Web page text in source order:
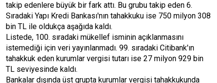
takip edenlere büyük bir fark attı. Bu grubu takip eden 6.
Sıradaki Yapı Kredi Bankası'nın tahakkuku ise 750 milyon 308
bin TL ile oldukça aşağıda kaldı.
Listede, 100. sıradaki mükellef isminin açıklanmasını
istemediği için veri yayınlanmadı. 99. sıradaki Citibank'ın
tahakkuk eden kurumlar vergisi tutarı ise 27 milyon 929 bin
TL seviyesinde kaldı.
Bankalar dışında üst grupta kurumlar vergisi tahakkukunda